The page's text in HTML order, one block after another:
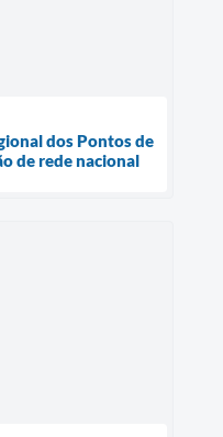
dos Pontos de
de rede nacional